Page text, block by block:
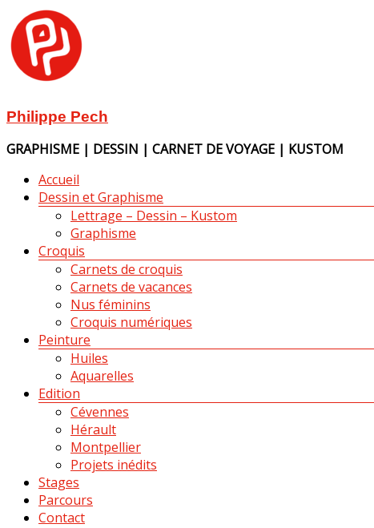
Aller
au
contenu
Philippe Pech
GRAPHISME | DESSIN | CARNET DE VOYAGE | KUSTOM
MenuAccueil
Dessin et Graphisme
Lettrage – Dessin – Kustom
Graphisme
Croquis
Carnets de croquis
Carnets de vacances
Nus féminins
Croquis numériques
Peinture
Huiles
Aquarelles
Edition
Cévennes
Hérault
Montpellier
Projets inédits
Stages
Parcours
Contact